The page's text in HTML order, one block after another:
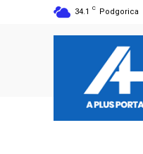
34.1 C Podgorica